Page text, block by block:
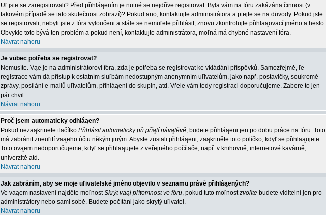
Uľ jste se zaregistrovali? Před přihláąením je nutné se nejdříve registrovat. Byla vám na fóru zakázána činnost (v
takovém případě se tato skutečnost zobrazí)? Pokud ano, kontaktujte administrátora a ptejte se na důvody. Pokud jste
se registrovali, nebyli jste z fóra vyloučeni a stále se nemůľete přihlásit, znovu zkontrolujte přihlaąovací jméno a heslo.
Obvykle toto bývá ten problém a pokud není, kontaktujte administrátora, moľná má chybné nastavení fóra.
Návrat nahoru
Je vůbec potřeba se registrovat?
Nemusíte. Vąe je na administrátorovi fóra, zda je potřeba se registrovat ke vkládání příspěvků. Samozřejmě, ľe
registrace vám dá přístup k ostatním sluľbám nedostupným anonymním uľivatelům, jako např. postavičky, soukromé
zprávy, posílání e-mailů uľivatelům, přihláąení do skupin, atd. Vřele vám tedy registraci doporučujeme. Zabere to jen
pár chvil.
Návrat nahoru
Proč jsem automaticky odhláąen?
Pokud nezaąkrtnete tlačítko Přihlásit automaticky při příątí návątěvě, budete přihláąeni jen po dobu práce na fóru. Toto
má zabránit zneuľití vaąeho účtu někým jiným. Abyste zůstali přihláąeni, zaąkrtněte toto políčko, kdyľ se přihlaąujete.
Toto ovąem nedoporučujeme, kdyľ se přihlaąujete z veřejného počítače, např. v knihovně, internetové kavárně,
univerzitě atd.
Návrat nahoru
Jak zabráním, aby se moje uľivatelské jméno objevilo v seznamu právě přihláąených?
Ve vaąem nastavení najděte moľnostSkrýt vaąi přítomnost ve fóru, pokud tuto moľnostzvolíte budete viditelní jen pro
administrátory nebo sami sobě. Budete počítáni jako skrytý uľivatel.
Návrat nahoru